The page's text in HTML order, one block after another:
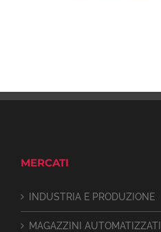
MERCATI
INDUSTRIA E PRODUZIONE
MAGAZZINI AUTOMATIZZATI